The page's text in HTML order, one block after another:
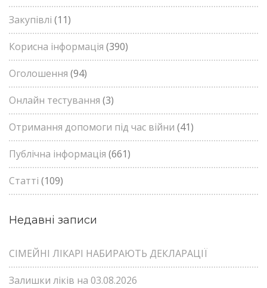
Закупівлі (11)
Корисна інформація (390)
Оголошення (94)
Онлайн тестування (3)
Отримання допомоги під час війни (41)
Публічна інформація (661)
Статті (109)
Недавні записи
СІМЕЙНІ ЛІКАРІ НАБИРАЮТЬ ДЕКЛАРАЦІЇ
Залишки ліків на 03.08.2026